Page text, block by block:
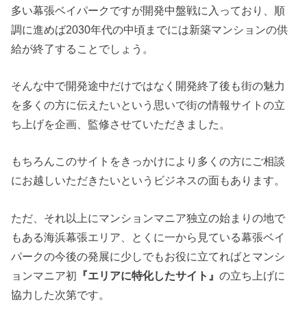
多い幕張ベイパークですが開発中盤戦に入っており、順
調に進めば2030年代の中頃までには新築マンションの供
給が終了することでしょう。
そんな中で開発途中だけではなく開発終了後も街の魅力
を多くの方に伝えたいという思いで街の情報サイトの立
ち上げを企画、監修させていただきました。
もちろんこのサイトをきっかけにより多くの方にご相談
にお越しいただきたいというビジネスの面もあります。
ただ、それ以上にマンションマニア独立の始まりの地で
もある海浜幕張エリア、とくに一から見ている幕張ベイ
パークの今後の発展に少しでもお役に立てればとマンシ
ョンマニア初 『エリアに特化したサイト』の立ち上げに
協力した次第です。